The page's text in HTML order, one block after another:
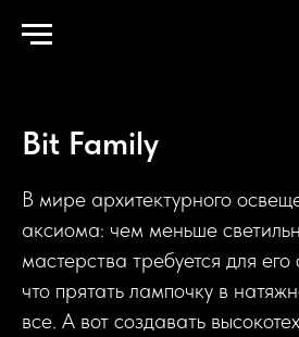
Главная
Bit Family
В мире архитектурного
аксиома: чем меньше
мастерства требуется для
что прятать лампочку в
все. А вот создавать